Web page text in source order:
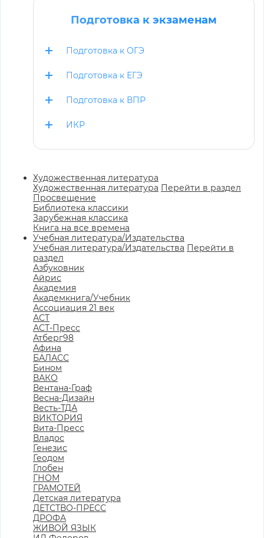
Подготовка к экзаменам
Подготовка к ОГЭ
Подготовка к ЕГЭ
Подготовка к ВПР
ИКР
Художественная литература
Художественная литература Перейти в раздел
Просвещение
Библиотека классики
Зарубежная классика
Книга на все времена
Учебная литература/Издательства
Учебная литература/Издательства Перейти в
раздел
Азбуковник
Айрис
Академия
Академкнига/Учебник
Ассоциация 21 век
АСТ
АСТ-Пресс
Атберг98
Афина
БАЛАСС
Бином
ВАКО
Вентана-Граф
Весна-Дизайн
Весть-ТДА
ВИКТОРИЯ
Вита-Пресс
Владос
Генезис
Геодом
Глобен
ГНОМ
ГРАМОТЕЙ
Детская литература
ДЕТСТВО-ПРЕСС
ДРОФА
ЖИВОЙ ЯЗЫК